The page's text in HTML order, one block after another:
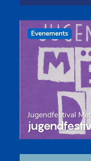
Evenements
Jugendfestival